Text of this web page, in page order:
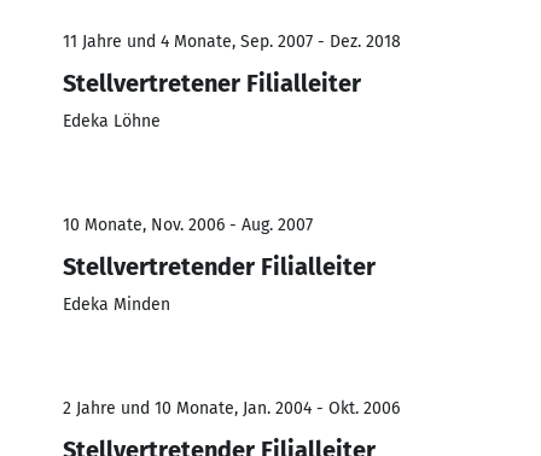
11 Jahre und 4 Monate, Sep. 2007 - Dez. 2018
Stellvertretener Filialleiter
Edeka Löhne
10 Monate, Nov. 2006 - Aug. 2007
Stellvertretender Filialleiter
Edeka Minden
2 Jahre und 10 Monate, Jan. 2004 - Okt. 2006
Stellvertretender Filialleiter